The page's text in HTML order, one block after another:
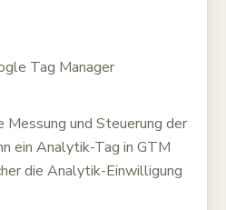
Tag Manager
Messung und Steuerung der
ein Analytik-Tag in GTM
die Analytik-Einwilligung